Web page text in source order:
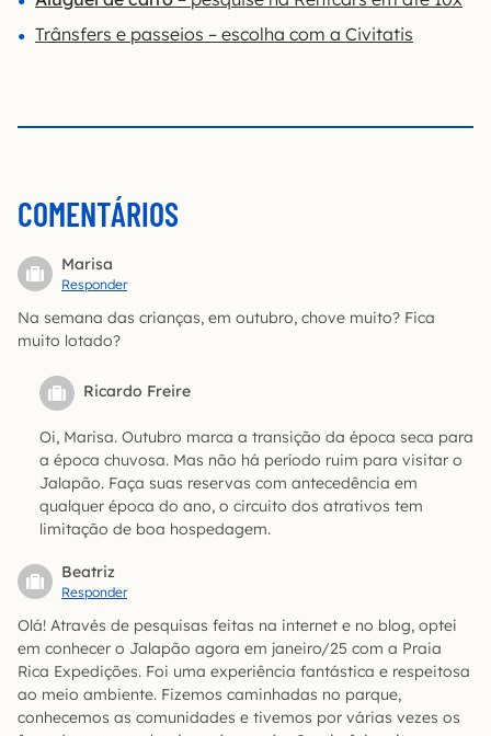
Trânsfers e passeios – escolha com a Civitatis
COMENTÁRIOS
Marisa
Responder
Na semana das crianças, em outubro, chove muito? Fica
muito lotado?
Ricardo Freire
Oi, Marisa. Outubro marca a transição da época seca para
a época chuvosa. Mas não há período ruim para visitar o
Jalapão. Faça suas reservas com antecedência em
qualquer época do ano, o circuito dos atrativos tem
limitação de boa hospedagem.
Beatriz
Responder
Olá! Através de pesquisas feitas na internet e no blog, optei
em conhecer o Jalapão agora em janeiro/25 com a Praia
Rica Expedições. Foi uma experiência fantástica e respeitosa
ao meio ambiente. Fizemos caminhadas no parque,
conhecemos as comunidades e tivemos por várias vezes os